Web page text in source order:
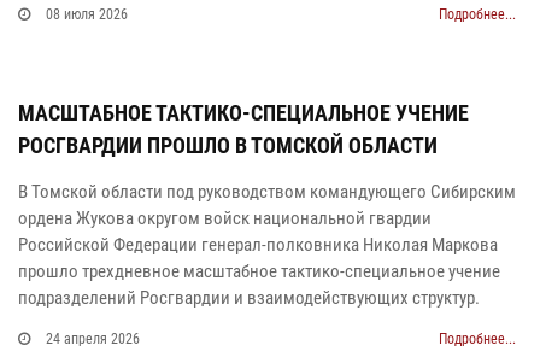
08 июля 2026 Подробнее...
МАСШТАБНОЕ ТАКТИКО-СПЕЦИАЛЬНОЕ УЧЕНИЕ
РОСГВАРДИИ ПРОШЛО В ТОМСКОЙ ОБЛАСТИ
В Томской области под руководством командующего Сибирским
ордена Жукова округом войск национальной гвардии
Российской Федерации генерал-полковника Николая Маркова
прошло трехдневное масштабное тактико-специальное учение
подразделений Росгвардии и взаимодействующих структур.
24 апреля 2026 Подробнее...